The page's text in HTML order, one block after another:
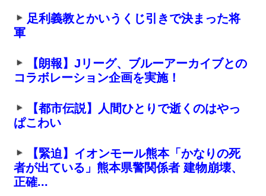
足利義教とかいうくじ引きで決まった将
軍
【朗報】Jリーグ、ブルーアーカイブとの
コラボレーション企画を実施！
【都市伝説】人間ひとりで逝くのはやっ
ぱこわい
【緊迫】イオンモール熊本「かなりの死
者が出ている」熊本県警関係者 建物崩壊、
正確...